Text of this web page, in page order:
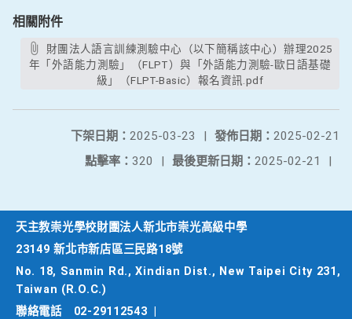
相關附件
年「外語能力測驗」（FLPT）與「外語能力測驗-歐日語基礎
級」（FLPT-Basic）報名資訊.pdf
發佈日期： 2025-02-21
下架日期： 2025-03-23
|
最後更新日期： 2025-02-21 |
點擊率： 320 |
天主教崇光學校財團法人新北市崇光高級中學
23149 新北市新店區三民路18號
No. 18, Sanmin Rd., Xindian Dist., New Taipei City 231,
Taiwan (R.O.C.)
聯絡電話
02-29112543